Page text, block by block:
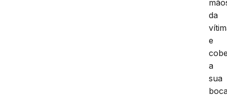
da
e
a
sua